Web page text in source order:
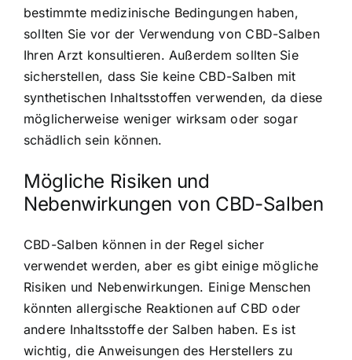
bestimmte medizinische Bedingungen haben,
sollten Sie vor der Verwendung von CBD-Salben
Ihren Arzt konsultieren. Außerdem sollten Sie
sicherstellen, dass Sie keine CBD-Salben mit
synthetischen Inhaltsstoffen verwenden, da diese
möglicherweise weniger wirksam oder sogar
schädlich sein können.
Mögliche Risiken und
Nebenwirkungen von CBD-Salben
CBD-Salben können in der Regel sicher
verwendet werden, aber es gibt einige mögliche
Risiken und Nebenwirkungen. Einige Menschen
könnten allergische Reaktionen auf CBD oder
andere Inhaltsstoffe der Salben haben. Es ist
wichtig, die Anweisungen des Herstellers zu